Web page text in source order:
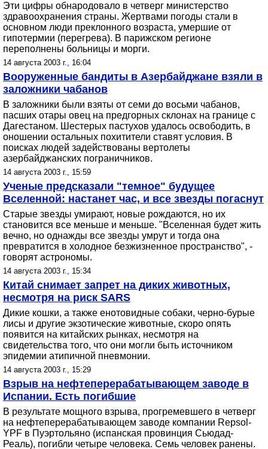
Эти цифры обнародовало в четверг министерство
здравоохранения страны. Жертвами погоды стали в
основном люди преклонного возраста, умершие от
гипотермии (перегрева). В парижском регионе
переполнены больницы и морги.
14 августа 2003 г., 16:04
Вооруженные бандиты в Азербайджане взяли в
заложники чабанов
В заложники были взяты от семи до восьми чабанов,
пасших отары овец на предгорных склонах на границе с
Дагестаном. Шестерых пастухов удалось освободить, в
оношении остальных похитители ставят условия. В
поисках людей задействованы вертолеты
азербайджанских пограничников.
14 августа 2003 г., 15:59
Ученые предсказали "темное" будущее
Вселенной: настанет час, и все звезды погаснут
Старые звезды умирают, новые рождаются, но их
становится все меньше и меньше. "Вселенная будет жить
вечно, но однажды все звезды умрут и тогда она
превратится в холодное безжизненное пространство", -
говорят астрономы.
14 августа 2003 г., 15:34
Китай снимает запрет на диких животных,
несмотря на риск SARS
Дикие кошки, а также енотовидные собаки, черно-бурые
лисы и другие экзотические животные, скоро опять
появится на китайских рынках, несмотря на
свидетельства того, что они могли быть источником
эпидемии атипичной пневмонии.
14 августа 2003 г., 15:29
Взрыв на нефтеперерабатывающем заводе в
Испании. Есть погибшие
В результате мощного взрыва, прогремевшего в четверг
на нефтеперерабатывающем заводе компании Repsol-
YPF в Пуэртольяно (испанская провинция Сьюдад-
Реаль), погибли четыре человека. Семь человек ранены.